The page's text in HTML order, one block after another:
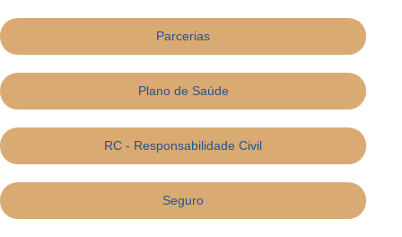
Parcerias
Plano de Saúde
RC - Responsabilidade Civil
Seguro